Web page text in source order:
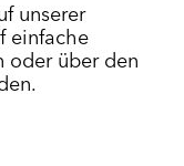
unserer
einfache
oder über den